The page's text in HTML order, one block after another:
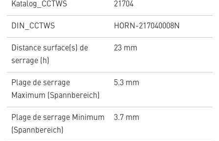
Katalog_CCTWS 21704
DIN_CCTWS HORN-217040008N
Distance surface(s) de
serrage (h)
23 mm
Plage de serrage
Maximum (Spannbereich)
5.3 mm
Plage de serrage Minimum
(Spannbereich)
3.7 mm